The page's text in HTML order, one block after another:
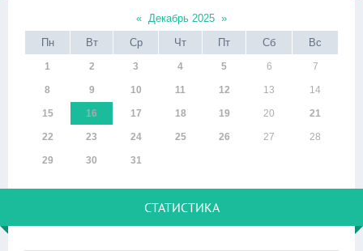
« Декабрь 2025 »
Пн
Вт Ср Чт Пт Сб Вс
1 2 3 4 5 6 7
8 9 10 11 12 13 14
15 16 17 18 19 20 21
22 23 24 25 26 27 28
29 30 31
СТАТИСТИКА